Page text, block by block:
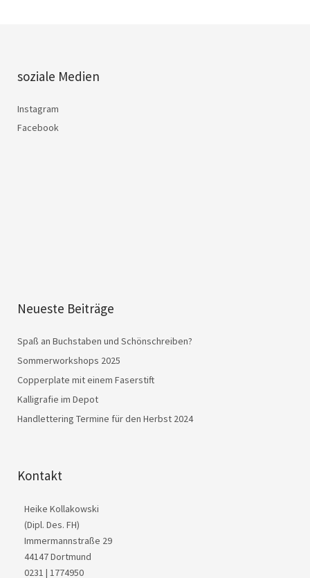
soziale Medien
Instagram
Facebook
Neueste Beiträge
Spaß an Buchstaben und Schönschreiben?
Sommerworkshops 2025
Copperplate mit einem Faserstift
Kalligrafie im Depot
Handlettering Termine für den Herbst 2024
Kontakt
Heike Kollakowski
(Dipl. Des. FH)
Immermannstraße 29
44147 Dortmund
0231 | 1774950